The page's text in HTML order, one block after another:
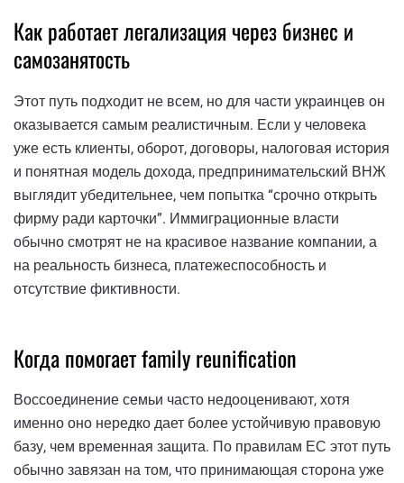
Как работает легализация через бизнес и
самозанятость
Этот путь подходит не всем, но для части украинцев он
оказывается самым реалистичным. Если у человека
уже есть клиенты, оборот, договоры, налоговая история
и понятная модель дохода, предпринимательский ВНЖ
выглядит убедительнее, чем попытка “срочно открыть
фирму ради карточки”. Иммиграционные власти
обычно смотрят не на красивое название компании, а
на реальность бизнеса, платежеспособность и
отсутствие фиктивности.
Когда помогает family reunification
Воссоединение семьи часто недооценивают, хотя
именно оно нередко дает более устойчивую правовую
базу, чем временная защита. По правилам ЕС этот путь
обычно завязан на том, что принимающая сторона уже